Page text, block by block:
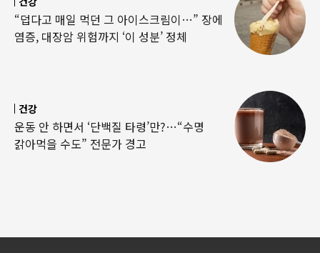
“덥다고 매일 먹던 그 아이스크림이…” 장에
염증, 대장암 위험까지 ‘이 성분’ 정체
건강
운동 안 하면서 ‘단백질 타령’만?…“수명
갉아먹을 수도” 전문가 경고